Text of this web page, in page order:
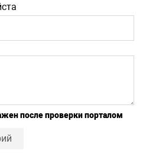
после проверки порталом